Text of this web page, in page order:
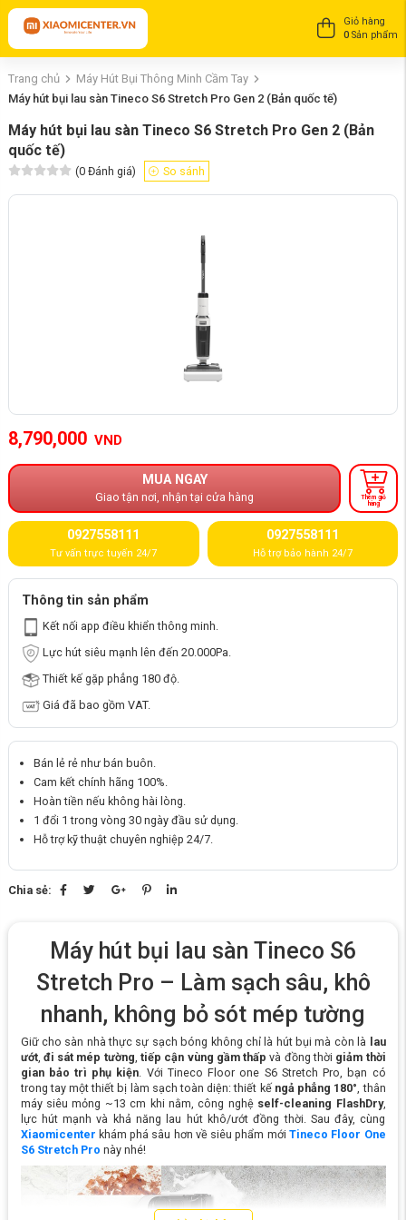
Giỏ hàng
0 Sản phẩm
Trang chủ
Máy Hút Bụi Thông Minh Cầm Tay
Máy hút bụi lau sàn Tineco S6 Stretch Pro Gen 2 (Bản quốc tế)
Máy hút bụi lau sàn Tineco S6 Stretch Pro Gen 2 (Bản
quốc tế)
(0 Đánh giá) So sánh
8,790,000 VND
MUA NGAY
Giao tận nơi, nhận tại cửa hàng
Thêm giỏ
hàng
0927558111
Tư vấn trực tuyến 24/7
0927558111
Hỗ trợ bảo hành 24/7
Thông tin sản phẩm
Kết nối app điều khiển thông minh.
Lực hút siêu mạnh lên đến 20.000Pa.
Thiết kế gặp phẳng 180 độ.
Giá đã bao gồm VAT.
Bán lẻ rẻ như bán buôn.
Cam kết chính hãng 100%.
Hoàn tiền nếu không hài lòng.
1 đổi 1 trong vòng 30 ngày đầu sử dụng.
Hỗ trợ kỹ thuật chuyên nghiệp 24/7.
Chia sẻ:
Máy hút bụi lau sàn Tineco S6
Stretch Pro – Làm sạch sâu, khô
nhanh, không bỏ sót mép tường
Giữ cho sàn nhà thực sự sạch bóng không chỉ là hút bụi mà còn là
lau
ướt, đi sát mép tường, tiếp cận vùng gầm thấp và đồng thời giảm thời
gian bảo trì phụ kiện. Với Tineco Floor one S6 Stretch Pro, bạn có
trong tay một thiết bị làm sạch toàn diện: thiết kế ngả phẳng 180°, thân
máy siêu mỏng ~13 cm khi nằm, công nghệ self-cleaning FlashDry,
lực hút mạnh và khả năng lau hút khô/ướt đồng thời. Sau đây, cùng
Xiaomicenter khám phá sâu hơn về siêu phẩm mới Tineco Floor One
S6 Stretch Pro này nhé!